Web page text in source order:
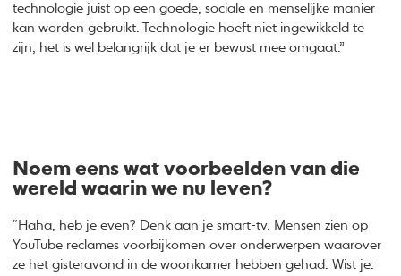
technologie juist op een goede, sociale en menselijke manier
kan worden gebruikt. Technologie hoeft niet ingewikkeld te
zijn, het is wel belangrijk dat je er bewust mee omgaat.”
Noem eens wat voorbeelden van die
wereld waarin we nu leven?
“Haha, heb je even? Denk aan je smart-tv. Mensen zien op
YouTube reclames voorbijkomen over onderwerpen waarover
ze het gisteravond in de woonkamer hebben gehad. Wist je: